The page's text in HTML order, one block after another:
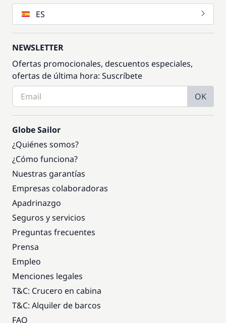
ES
NEWSLETTER
Ofertas promocionales, descuentos especiales,
ofertas de última hora: Suscríbete
OK
Globe Sailor
¿Quiénes somos?
¿Cómo funciona?
Nuestras garantías
Empresas colaboradoras
Apadrinazgo
Seguros y servicios
Preguntas frecuentes
Prensa
Empleo
Menciones legales
T&C: Crucero en cabina
T&C: Alquiler de barcos
FAQ